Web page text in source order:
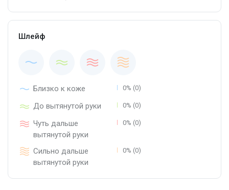
Шлейф
Близко к коже 0% (0)
До вытянутой руки 0% (0)
Чуть дальше
вытянутой руки
0% (0)
Сильно дальше
вытянутой руки
0% (0)